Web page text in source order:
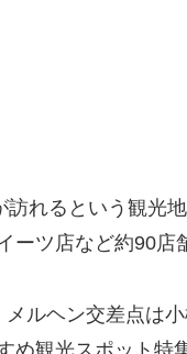
れるという観光
ツ店など約90店
ルヘン交差点は
め観光スポット特